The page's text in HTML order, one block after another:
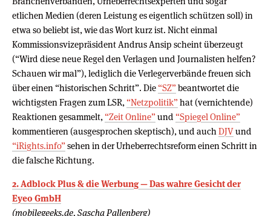
etlichen Medien (deren Leistung es eigentlich schützen soll) in
etwa so beliebt ist, wie das Wort kurz ist. Nicht einmal
Kommissionsvizepräsident Andrus Ansip scheint überzeugt
(“Wird diese neue Regel den Verlagen und Journalisten helfen?
Schauen wir mal”), lediglich die Verlegerverbände freuen sich
über einen “historischen Schritt”. Die “SZ”beantwortet die
wichtigsten Fragen zum LSR, “Netzpolitik”hat (vernichtende)
Reaktionen gesammelt, “Zeit Online”und “Spiegel Online”
kommentieren (ausgesprochen skeptisch), und auch DJVund
“iRights.info”sehen in der Urheberrechtsreform einen Schritt in
die falsche Richtung.
2. Adblock Plus & die Werbung — Das wahre Gesicht der
Eyeo GmbH
(mobilegeeks.de, Sascha Pallenberg)